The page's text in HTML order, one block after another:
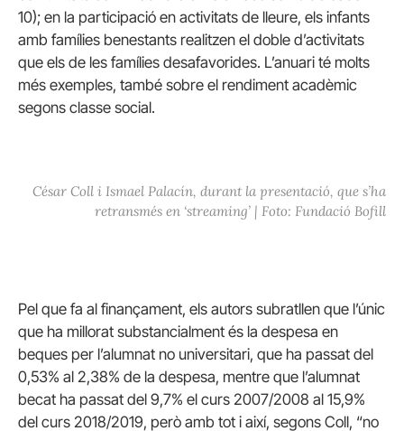
10); en la participació en activitats de lleure, els infants
amb famílies benestants realitzen el doble d’activitats
que els de les famílies desafavorides. L’anuari té molts
més exemples, també sobre el rendiment acadèmic
segons classe social.
César Coll i Ismael Palacín, durant la presentació, que s’ha
retransmés en ‘streaming’ | Foto: Fundació Bofill
Pel que fa al finançament, els autors subratllen que l’únic
que ha millorat substancialment és la despesa en
beques per l’alumnat no universitari, que ha passat del
0,53% al 2,38% de la despesa, mentre que l’alumnat
becat ha passat del 9,7% el curs 2007/2008 al 15,9%
del curs 2018/2019, però amb tot i així, segons Coll, “no